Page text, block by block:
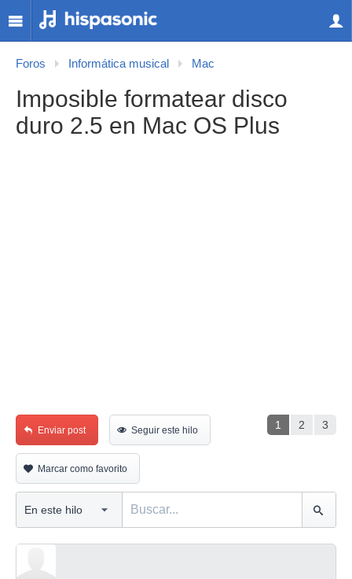
Foros Informática musical Mac
Imposible formatear disco
duro 2.5 en Mac OS Plus
1 2 3
Enviar post Seguir este hilo
Marcar como favorito